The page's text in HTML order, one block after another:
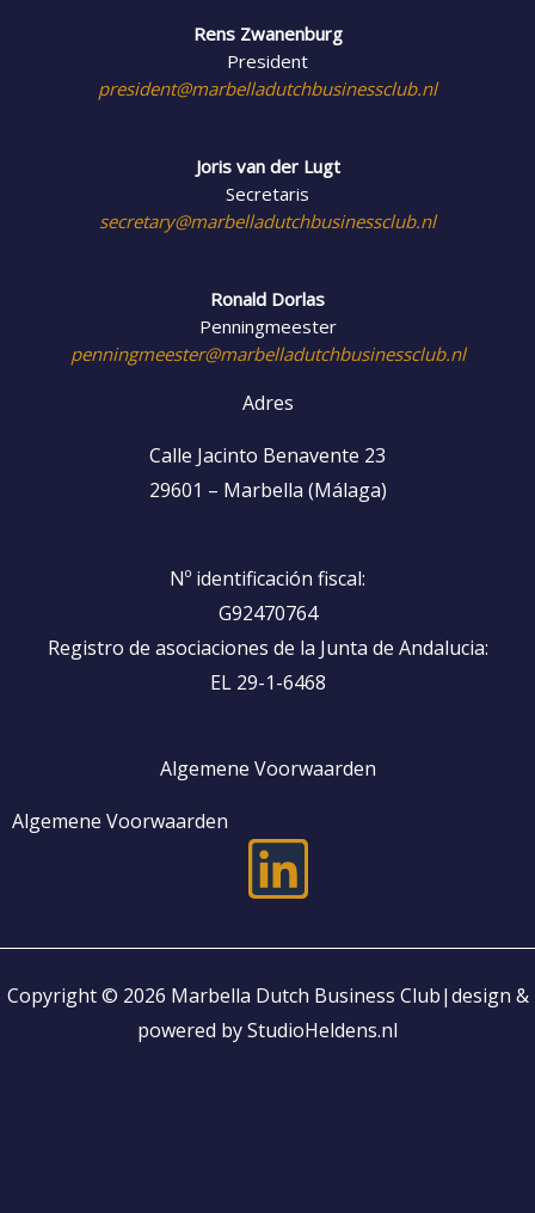
Rens Zwanenburg
President
president@marbelladutchbusinessclub.nl
Joris van der Lugt
Secretaris
secretary@marbelladutchbusinessclub.nl
Ronald Dorlas
Penningmeester
penningmeester@marbelladutchbusinessclub.nl
Adres
Calle Jacinto Benavente 23
29601 – Marbella (Málaga)
Nº identificación fiscal:
G92470764
Registro de asociaciones de la Junta de Andalucia:
EL 29-1-6468
Algemene Voorwaarden
Algemene Voorwaarden
L
i
n
k
Copyright © 2026 Marbella Dutch Business Club|design &
powered by StudioHeldens.nl